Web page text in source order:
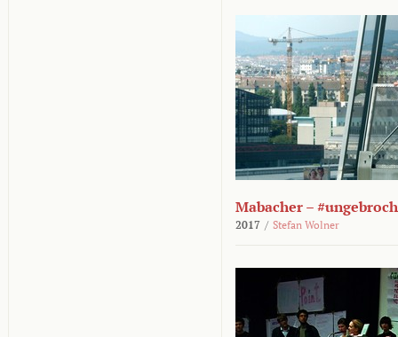
Mabacher –
2017 / Stefan Wolner